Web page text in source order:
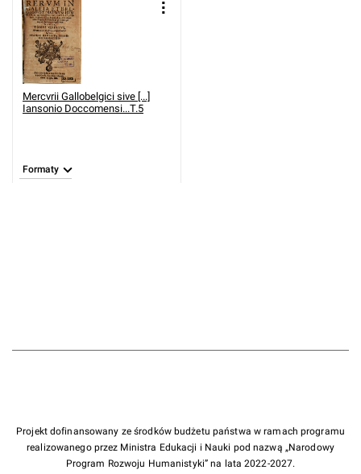
Mercvrii Gallobelgici sive [...]
Iansonio Doccomensi...T.5
Formaty
Projekt dofinansowany ze środków budżetu państwa w ramach programu
realizowanego przez Ministra Edukacji i Nauki pod nazwą „Narodowy
Program Rozwoju Humanistyki” na lata 2022-2027.